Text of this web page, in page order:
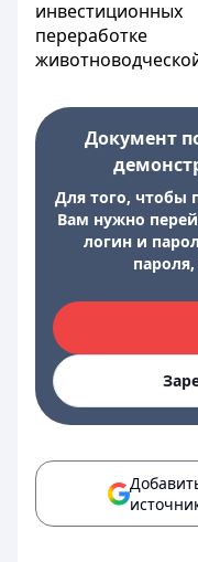
Документ
Для того, чтобы
Вам нужно
логин и